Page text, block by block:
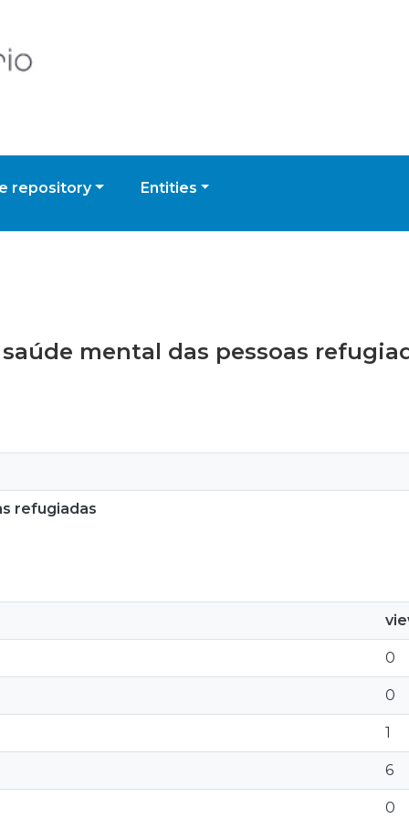
repository Entities
mental das pessoas
refugiadas
0
0
1
6
0